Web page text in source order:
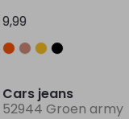
9,99
Cars jeans
52944 Groen army